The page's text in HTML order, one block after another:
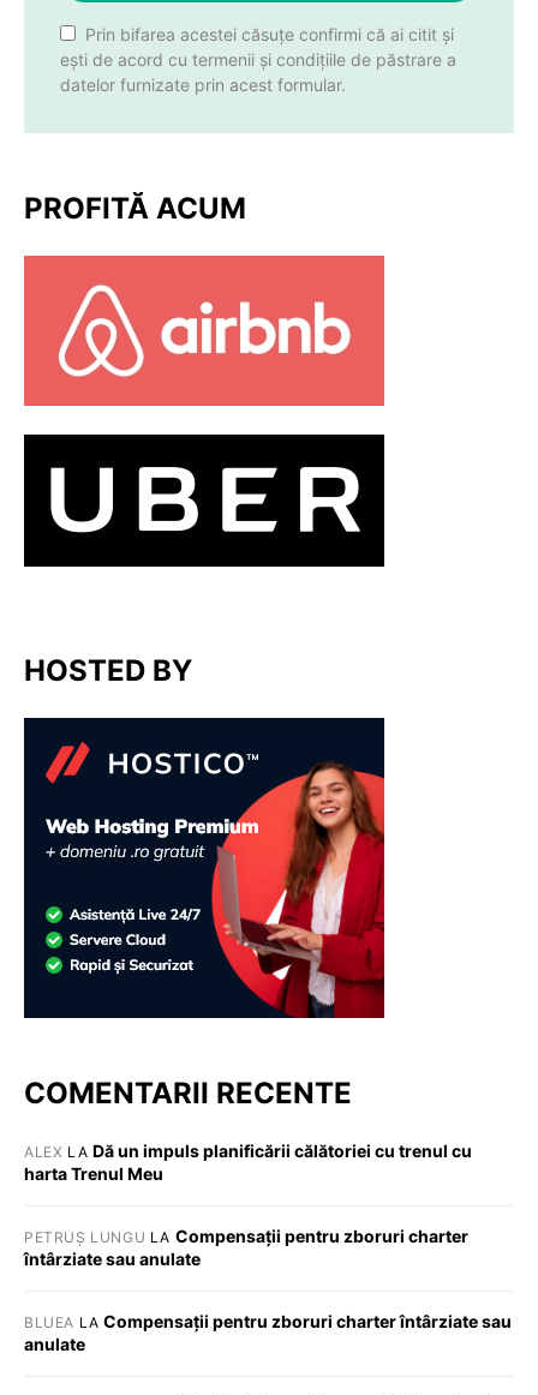
Prin bifarea acestei căsuțe confirmi că ai citit și
ești de acord cu termenii și condițiile de păstrare a
datelor furnizate prin acest formular.
PROFITĂ ACUM
HOSTED BY
COMENTARII RECENTE
ALEX LA Dă un impuls planificării călătoriei cu trenul cu
harta Trenul Meu
PETRUȘ LUNGU LA Compensații pentru zboruri charter
întârziate sau anulate
BLUEA LACompensații pentru zboruri charter întârziate sau
anulate